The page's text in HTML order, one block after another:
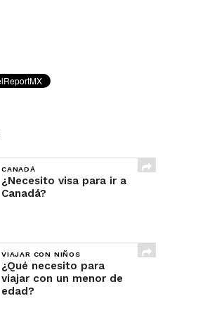
CANADÁ
¿Necesito visa para ir a
Canadá?
VIAJAR CON NIÑOS
¿Qué necesito para
viajar con un menor de
edad?